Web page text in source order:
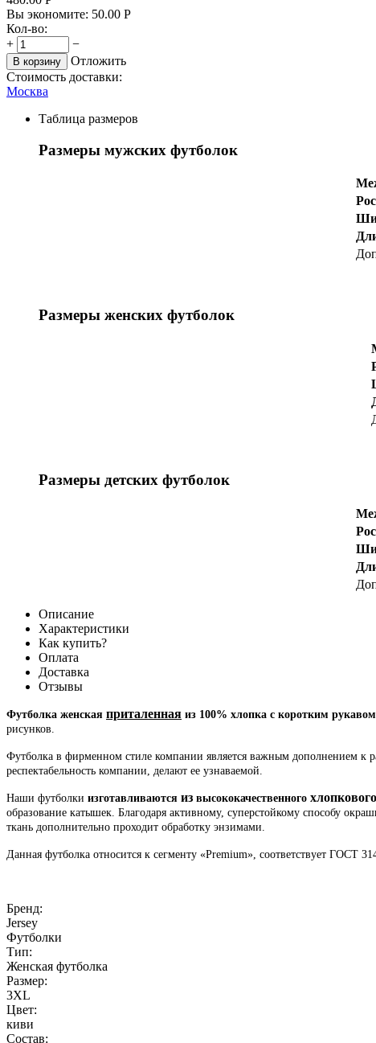
Вы экономите: 50.00 Р
Кол-во:
+
−
В корзину
Отложить
Стоимость доставки:
Москва
Таблица размеров
Размеры мужских футболок
Размеры женских футболок
Размеры детских футболок
Описание
Характеристики
Как купить?
Оплата
Доставка
Отзывы
Футболка женская приталенная из 100% хлопка с коротким рукавом
рисунков.
Футболка в фирменном стиле компании является важным дополнением к
респектабельность компании, делают ее узнаваемой.
Наши футболки изготавливаются из высококачественного
образование катышек. Благодаря активному, суперстойкому способу
ткань дополнительно проходит обработку энзимами.
Данная футболка относится к сегменту «Premium», соответствует ГОСТ
Бренд:
Jersey
Футболки
Тип:
Женская футболка
Размер:
3XL
Цвет:
киви
Состав: